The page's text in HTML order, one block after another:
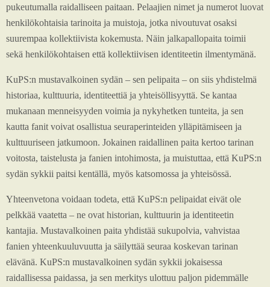
pukeutumalla raidalliseen paitaan. Pelaajien nimet ja numerot luovat
henkilökohtaisia tarinoita ja muistoja, jotka nivoutuvat osaksi
suurempaa kollektiivista kokemusta. Näin jalkapallopaita toimii
sekä henkilökohtaisen että kollektiivisen identiteetin ilmentymänä.
KuPS:n mustavalkoinen sydän – sen pelipaita – on siis yhdistelmä
historiaa, kulttuuria, identiteettiä ja yhteisöllisyyttä. Se kantaa
mukanaan menneisyyden voimia ja nykyhetken tunteita, ja sen
kautta fanit voivat osallistua seuraperinteiden ylläpitämiseen ja
kulttuuriseen jatkumoon. Jokainen raidallinen paita kertoo tarinan
voitosta, taistelusta ja fanien intohimosta, ja muistuttaa, että KuPS:n
sydän sykkii paitsi kentällä, myös katsomossa ja yhteisössä.
Yhteenvetona voidaan todeta, että KuPS:n pelipaidat eivät ole
pelkkää vaatetta – ne ovat historian, kulttuurin ja identiteetin
kantajia. Mustavalkoinen paita yhdistää sukupolvia, vahvistaa
fanien yhteenkuuluvuutta ja säilyttää seuraa koskevan tarinan
elävänä. KuPS:n mustavalkoinen sydän sykkii jokaisessa
raidallisessa paidassa, ja sen merkitys ulottuu paljon pidemmälle